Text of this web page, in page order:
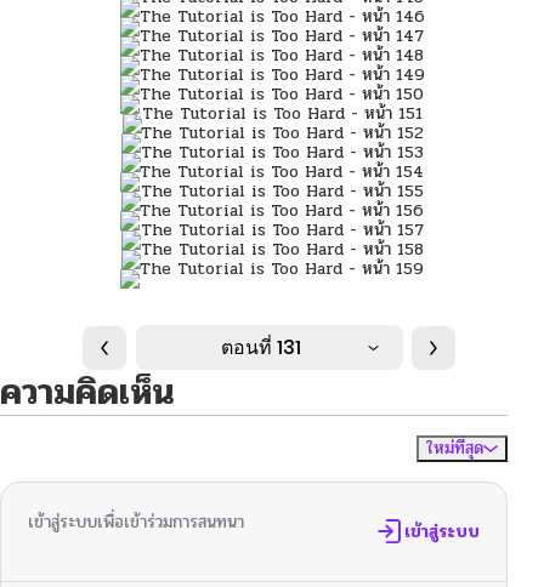
ตอนที่ 131
ความคิดเห็น
ใหม่ที่สุด
เข้าสู่ระบบเพื่อเข้าร่วมการสนทนา เข้าสู่ระบบ